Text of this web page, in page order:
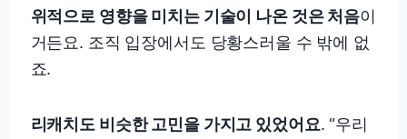
위적으로 영향을 미치는 기술이 나온 것은 처음이
거든요. 조직 입장에서도 당황스러울 수 밖에 없
죠.
리캐치도 비슷한 고민을 가지고 있었어요. “우리